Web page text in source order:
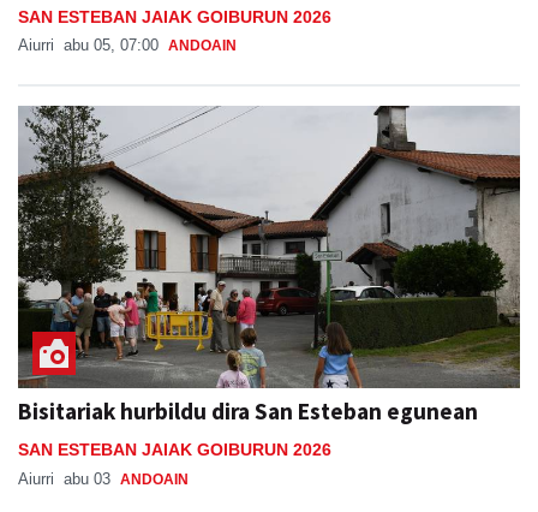
SAN ESTEBAN JAIAK GOIBURUN 2026
Aiurri abu 05, 07:00 ANDOAIN
Bisitariak hurbildu dira San Esteban egunean
SAN ESTEBAN JAIAK GOIBURUN 2026
Aiurri abu 03 ANDOAIN